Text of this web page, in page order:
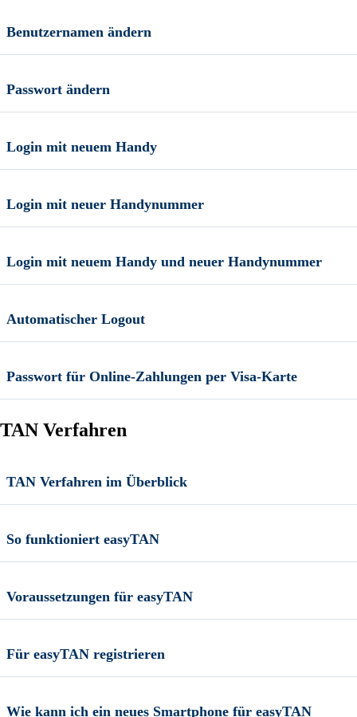
Benutzernamen ändern
Passwort ändern
Login mit neuem Handy
Login mit neuer Handynummer
Login mit neuem Handy und neuer Handynummer
Automatischer Logout
Passwort für Online-Zahlungen per Visa-Karte
TAN Verfahren
TAN Verfahren im Überblick
So funktioniert easyTAN
Voraussetzungen für easyTAN
Für easyTAN registrieren
Wie kann ich ein neues Smartphone für easyTAN